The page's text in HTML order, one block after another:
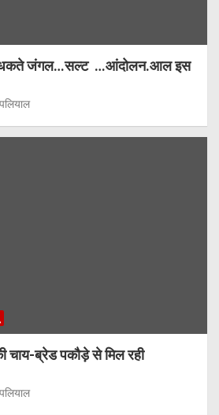
धधकते जंगल…सल्ट …आंदोलन.आल इस
चाय-ब्रेड पकौड़े से मिल रही